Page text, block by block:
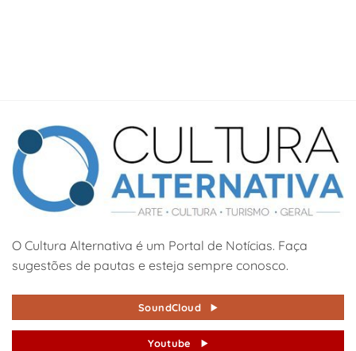
O Cultura Alternativa é um Portal de Notícias. Faça
sugestões de pautas e esteja sempre conosco.
SoundCloud
Youtube